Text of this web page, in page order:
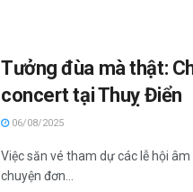
Tưởng đùa mà thật:
concert tại Thuỵ Điển
06/08/2025
Việc săn vé tham dự các lễ hội
chuyện đơn...